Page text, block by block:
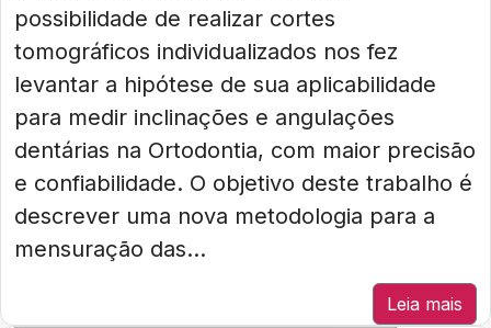
possibilidade de realizar cortes
tomográficos individualizados nos fez
levantar a hipótese de sua aplicabilidade
para medir inclinações e angulações
dentárias na Ortodontia, com maior precisão
e confiabilidade. O objetivo deste trabalho é
descrever uma nova metodologia para a
mensuração das...
Leia mais